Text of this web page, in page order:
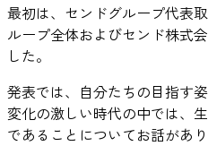
最初は、センドグループ代表
ループ全体およびセンド株式
した。
発表では、自分たちの目指す
変化の激しい時代の中では、
であることについてお話があり